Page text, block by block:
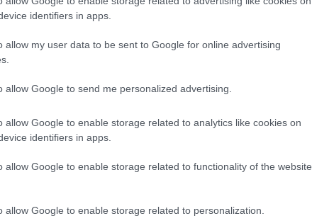
identifiers in apps.
allow my user data to be sent to Google for online advertising
allow Google to send me personalized advertising.
allow Google to enable storage related to analytics like cookies on
identifiers in apps.
allow Google to enable storage related to functionality of the website
allow Google to enable storage related to personalization.